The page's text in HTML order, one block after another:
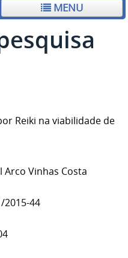
MENU
Reiki na viabilidade de
Arco Vinhas Costa
2015-44